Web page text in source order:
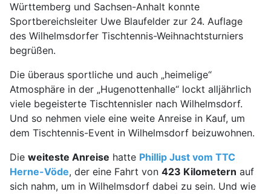
Württemberg und Sachsen-Anhalt konnte
Sportbereichsleiter Uwe Blaufelder zur 24. Auflage
des Wilhelmsdorfer Tischtennis-Weihnachtsturniers
begrüßen.
Die überaus sportliche und auch „heimelige“
Atmosphäre in der „Hugenottenhalle“ lockt alljährlich
viele begeisterte Tischtennisler nach Wilhelmsdorf.
Und so nehmen viele eine weite Anreise in Kauf, um
dem Tischtennis-Event in Wilhelmsdorf beizuwohnen.
Die weiteste Anreise hatte Phillip Just vom TTC
Herne-Vöde, der eine Fahrt von 423 Kilometern auf
sich nahm, um in Wilhelmsdorf dabei zu sein. Und wie